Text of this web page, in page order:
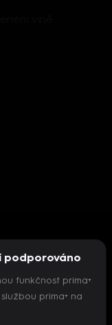
podporováno
funkčnost prima+
prima+ na